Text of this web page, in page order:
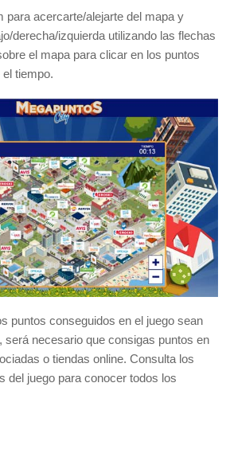
para acercarte/alejarte del mapa y
derecha/izquierda utilizando las flechas
el mapa para clicar en los puntos
tiempo.
puntos conseguidos en el juego sean
será necesario que consigas puntos en
o tiendas online. Consulta los
del juego para conocer todos los